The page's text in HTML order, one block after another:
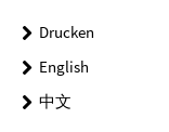
Drucken
English
中文